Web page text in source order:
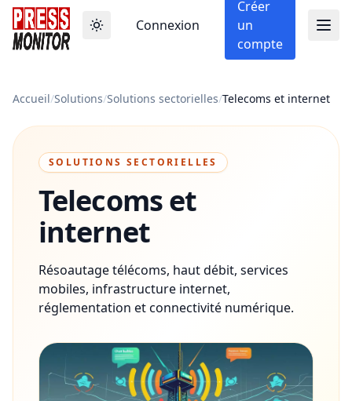
Connexion
Créer
un
compte
Accueil/Solutions/Solutions sectorielles/Telecoms et internet
SOLUTIONS SECTORIELLES
Telecoms et
internet
Résoautage télécoms, haut débit, services
mobiles, infrastructure internet,
réglementation et connectivité numérique.